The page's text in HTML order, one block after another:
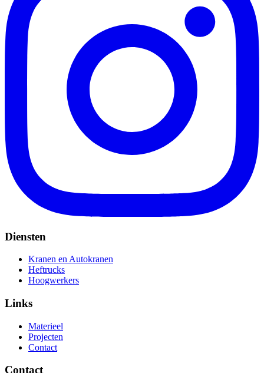
Diensten
Kranen en Autokranen
Heftrucks
Hoogwerkers
Links
Materieel
Projecten
Contact
Contact